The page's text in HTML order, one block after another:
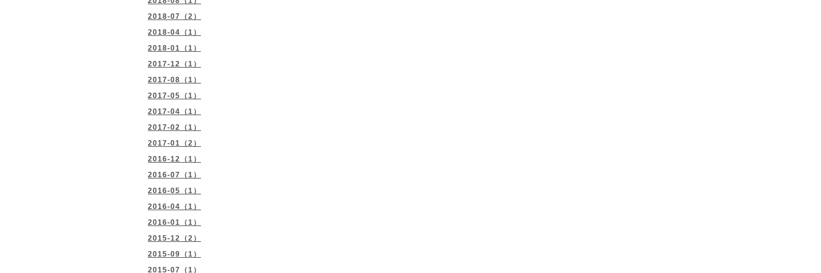
2018-07（2）
2018-04（1）
2018-01（1）
2017-12（1）
2017-08（1）
2017-05（1）
2017-04（1）
2017-02（1）
2017-01（2）
2016-12（1）
2016-07（1）
2016-05（1）
2016-04（1）
2016-01（1）
2015-12（2）
2015-09（1）
2015-07（1）